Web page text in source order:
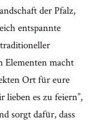
der Pfalz,
entspannte
macht
Ort für eure
lieben es zu feiern”,
sorgt dafür, dass